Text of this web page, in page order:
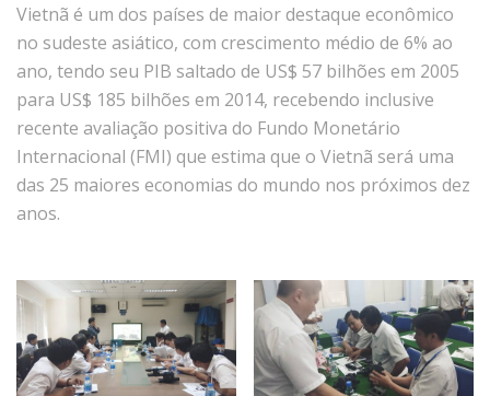
Vietnã é um dos países de maior destaque econômico
no sudeste asiático, com crescimento médio de 6% ao
ano, tendo seu PIB saltado de US$ 57 bilhões em 2005
para US$ 185 bilhões em 2014, recebendo inclusive
recente avaliação positiva do Fundo Monetário
Internacional (FMI) que estima que o Vietnã será uma
das 25 maiores economias do mundo nos próximos dez
anos.